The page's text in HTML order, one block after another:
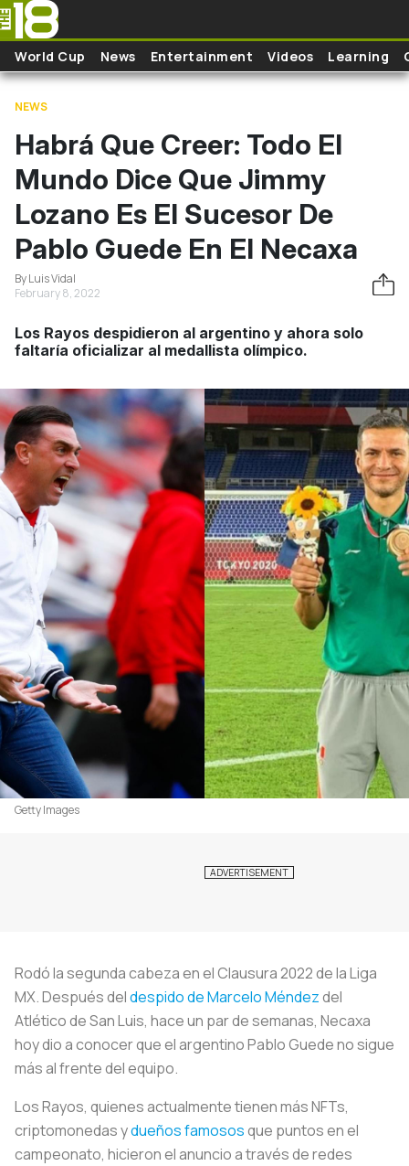
Pasar al contenido principal
World Cup News Entertainment Videos Learning
NEWS
Habrá Que Creer: Todo El
Mundo Dice Que Jimmy
Lozano Es El Sucesor De
Pablo Guede En El Necaxa
By Luis Vidal
February 8, 2022
Los Rayos despidieron al argentino y ahora solo
faltaría oficializar al medallista olímpico.
Getty Images
Rodó la segunda cabeza en el Clausura 2022 de la Liga
MX. Después deldespido de Marcelo Méndezdel
Atlético de San Luis, hace un par de semanas, Necaxa
hoy dio a conocer que el argentino Pablo Guede no sigue
más al frente del equipo.
Los Rayos, quienes actualmente tienen más NFTs,
criptomonedas ydueños famososque puntos en el
campeonato, hicieron el anuncio a través de redes